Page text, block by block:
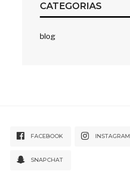
CATEGORIAS
blog
FACEBOOK INSTAGRAM
SNAPCHAT